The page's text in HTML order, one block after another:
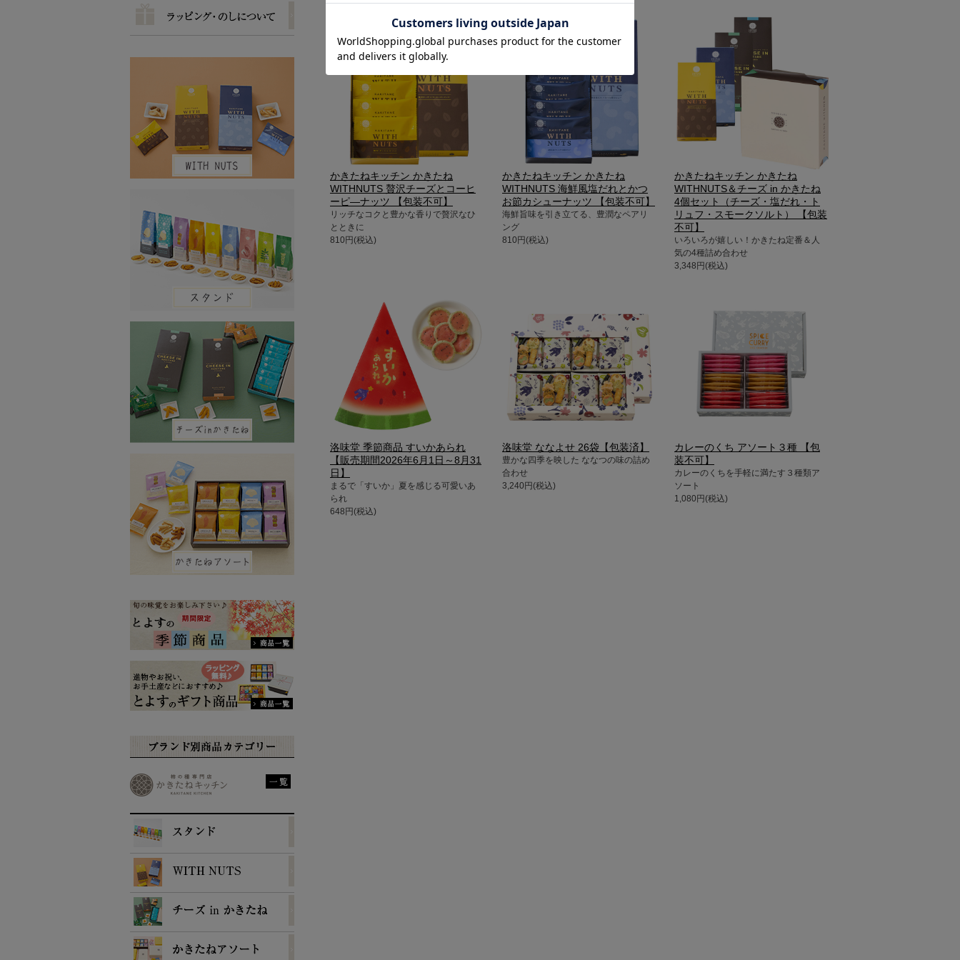
かきたねキッチン かきたね
WITHNUTS 贅沢チーズとコーヒ
ーピ―ナッツ 【包装不可】
リッチなコクと豊かな香りで贅沢なひ
とときに
810円(税込)
かきたねキッチン かきたね
WITHNUTS 海鮮風塩だれとかつ
お節カシューナッツ 【包装不可】
海鮮旨味を引き立てる、豊潤なペアリ
ング
810円(税込)
かきたねキッチン かきたね
WITHNUTS＆チーズ in かきたね
4個セット（チーズ・塩だれ・ト
リュフ・スモークソルト） 【包装
不可】
いろいろが嬉しい！かきたね定番＆人
気の4種詰め合わせ
3,348円(税込)
洛味堂 季節商品 すいかあられ
【販売期間2026年6月1日～8月31
日】
まるで「すいか」夏を感じる可愛いあ
られ
648円(税込)
洛味堂 ななよせ 26袋【包装済】
豊かな四季を映した ななつの味の詰め
合わせ
3,240円(税込)
カレーのくち アソート３種 【包
装不可】
カレーのくちを手軽に満たす３種類ア
ソート
1,080円(税込)